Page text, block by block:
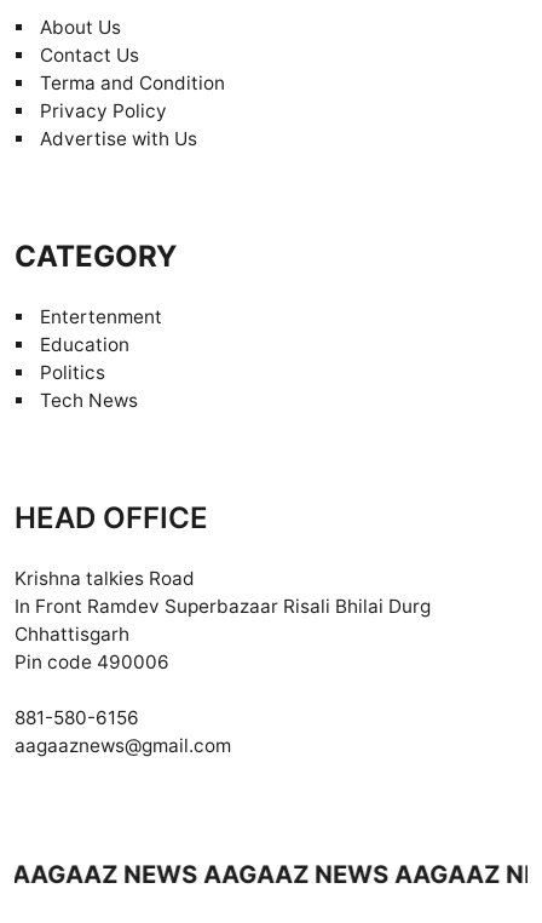
About Us
Contact Us
Terma and Condition
Privacy Policy
Advertise with Us
CATEGORY
Entertenment
Education
Politics
Tech News
HEAD OFFICE
Krishna talkies Road
In Front Ramdev Superbazaar Risali Bhilai Durg
Chhattisgarh
Pin code 490006
881-580-6156
aagaaznews@gmail.com
NEWS AAGAAZ NEWS AAGAAZ NEWS